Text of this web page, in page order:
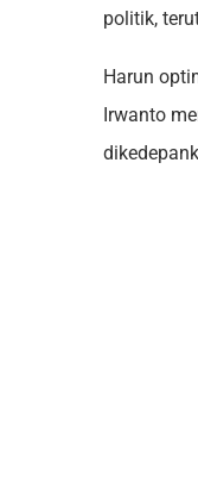
politik,
Harun
Irwanto